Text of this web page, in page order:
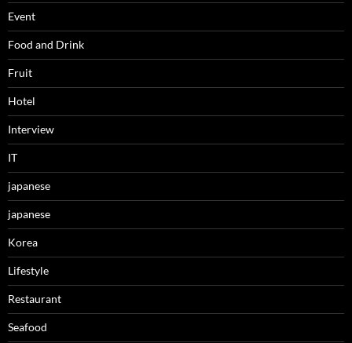
Event
Food and Drink
Fruit
Hotel
Interview
IT
japanese
japanese
Korea
Lifestyle
Restaurant
Seafood